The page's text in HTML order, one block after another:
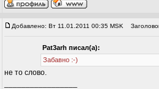
Добавлено: Вт 11.01.2011 00:35 MSK
Pat3arh писал(а):
Забавно :-)
не то слово.